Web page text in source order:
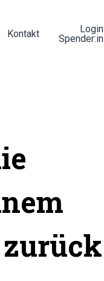
Kontakt
Login
Spender:in